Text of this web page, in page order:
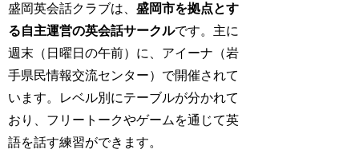
盛岡英会話クラブは、盛岡市を拠点とす
る自主運営の英会話サークルです。主に
週末（日曜日の午前）に、アイーナ（岩
手県民情報交流センター）で開催されて
います。レベル別にテーブルが分かれて
おり、フリートークやゲームを通じて英
語を話す練習ができます。